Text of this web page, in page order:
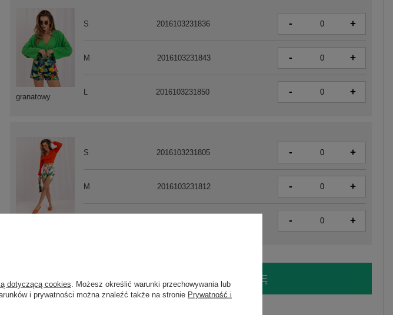
granatowy
S 2016103231836 - +
M 2016103231843 - +
L 2016103231850 - +
S 2016103231805 - +
M 2016103231812 - +
- +
ZALOGUJ SIĘ I ZOBACZ CENĘ
dotyczącą cookies . Możesz określić warunki przechowywania lub
i prywatności można znaleźć także na stronie Prywatność i